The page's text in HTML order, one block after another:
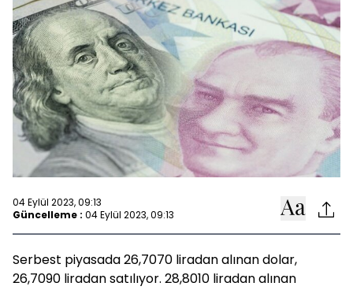
04 Eylül 2023, 09:13
Güncelleme : 04 Eylül 2023, 09:13
Serbest piyasada 26,7070 liradan alınan dolar,
26,7090 liradan satılıyor. 28,8010 liradan alınan